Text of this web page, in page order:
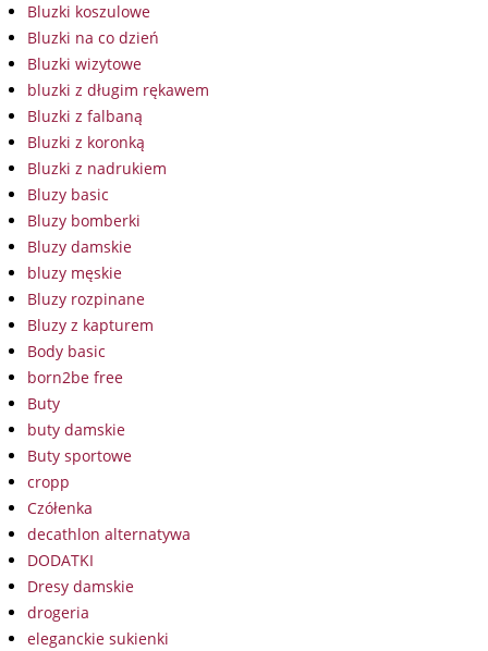
Bluzki koszulowe
Bluzki na co dzień
Bluzki wizytowe
bluzki z długim rękawem
Bluzki z falbaną
Bluzki z koronką
Bluzki z nadrukiem
Bluzy basic
Bluzy bomberki
Bluzy damskie
bluzy męskie
Bluzy rozpinane
Bluzy z kapturem
Body basic
born2be free
Buty
buty damskie
Buty sportowe
cropp
Czółenka
decathlon alternatywa
DODATKI
Dresy damskie
drogeria
eleganckie sukienki